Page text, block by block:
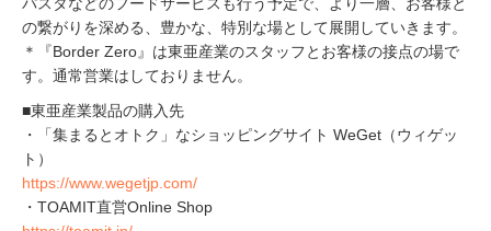
の繋がりを深める、豊かな、特別な場として展開していきます。
＊『Border Zero』は東亜産業のスタッフとお客様の接点の場で
す。通常営業はしておりません。
■東亜産業製品の購入先
・「集まるとオトク」なショッピングサイト WeGet（ウィゲッ
ト）
https://www.wegetjp.com/
・TOAMIT直営Online Shop